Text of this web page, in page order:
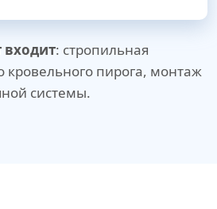
входит: стропильная
кровельного пирога, монтаж
системы.